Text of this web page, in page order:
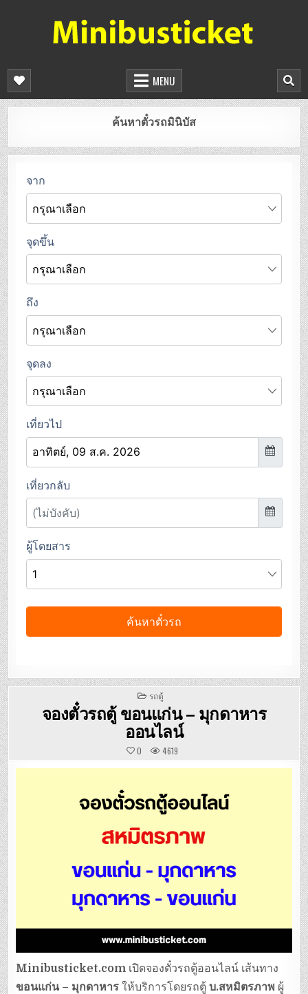
จองตั๋วรถมินิบัสออนไลน์
MENU
ค้นหาตั๋วรถมินิบัส
POSTED
IN
รถตู้
จองตั๋วรถตู้ ขอนแก่น – มุกดาหาร
ออนไลน์
0 4619
Minibusticket.com เปิดจองตั๋วรถตู้ออนไลน์ เส้นทาง
ขอนแก่น – มุกดาหารให้บริการโดยรถตู้บ.สหมิตรภาพ ผู้